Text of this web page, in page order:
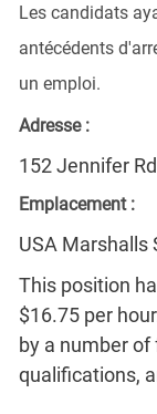
Les candidats
antécédents
un emploi.
Adresse :
152 Jennifer
Emplacement :
USA Marshalls
This position
$16.75 per
by a number
qualifications,